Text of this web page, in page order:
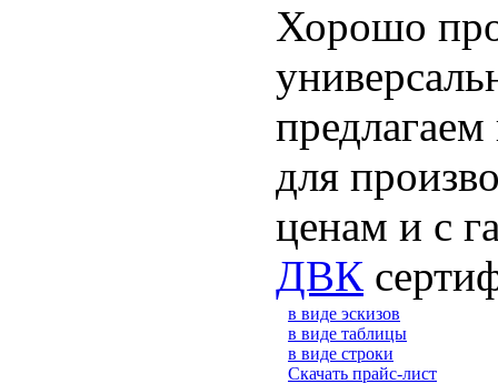
Хорошо
для
ценам и с
ДВК
в виде эскизов
в виде таблицы
в виде строки
Скачать прайс-лист